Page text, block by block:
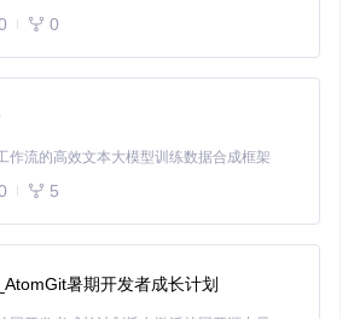
突破传统使用边界
时向多个AI平台请求市场分析，快速获取
营销团队使用此方法将竞品分析周期从3
获得更全面的观点覆盖。
0
作流的高效文本大模型训练数据合成框架
5
暑期开发者成长计划